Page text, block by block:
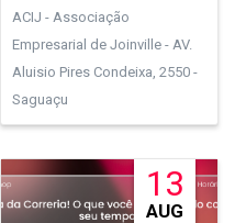
ACIJ - Associação
Empresarial de Joinville - AV.
Aluisio Pires Condeixa, 2550 -
Saguaçu
13
AUG